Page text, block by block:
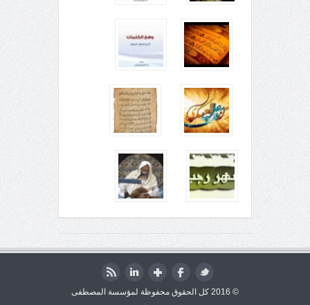
© 2016 كل الحقوق محفوظة لمؤسسة المصطفى